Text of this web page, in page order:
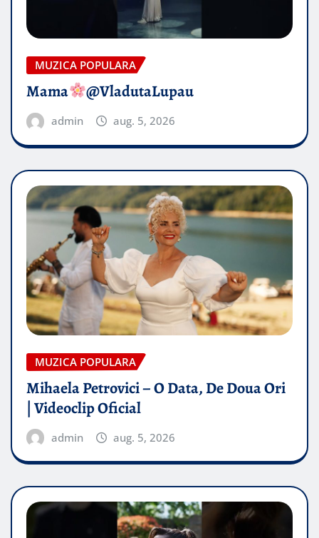
MUZICA POPULARA
Mama @VladutaLupau
admin aug. 5, 2026
MUZICA POPULARA
Mihaela Petrovici – O Data, De Doua Ori
| Videoclip Oficial
admin aug. 5, 2026